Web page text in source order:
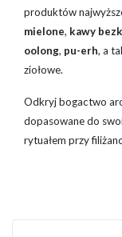
produktów
mielone, kawy
oolong, pu-erh, a
ziołowe.
Odkryj bogactwo
dopasowane do
rytuałem przy